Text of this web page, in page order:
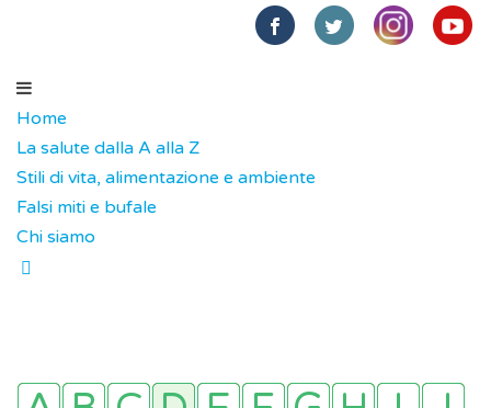
Home
La salute dalla A alla Z
Stili di vita, alimentazione e ambiente
Falsi miti e bufale
Chi siamo